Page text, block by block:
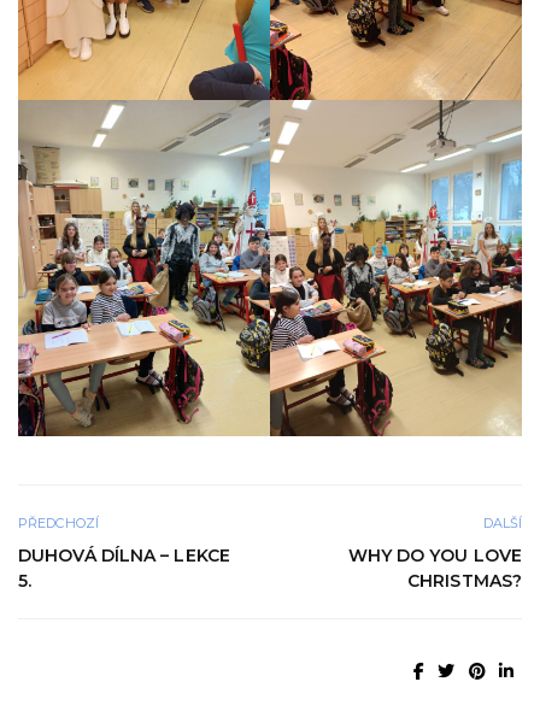
PŘEDCHOZÍ
DUHOVÁ DÍLNA – LEKCE
5.
DALŠÍ
WHY DO YOU LOVE
CHRISTMAS?